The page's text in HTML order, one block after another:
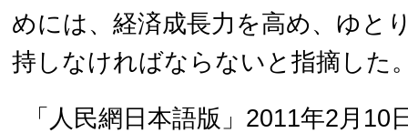
めには、経済成長力を高め、ゆと
持しなければならないと指摘した
「人民網日本語版」2011年2月10